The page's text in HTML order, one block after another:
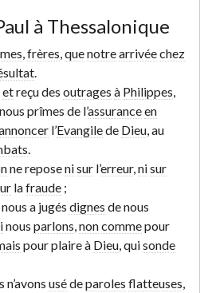
à Thessalonique
frères quenotrearrivéechez
etreçu des outrages à Philippes
, nous prîmes de l’assuranceen
l’Evangilede Dieu , au
ne reposenisur l’erreur, nisur
lafraude ;
nous a jugés dignes de nous
nous parlons noncommepour
pour plaire à Dieu , quisonde
n’avons usédeparoles flatteuses